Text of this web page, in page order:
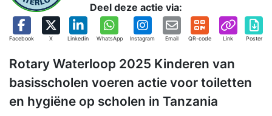
Deel deze actie via:
Facebook X Linkedin WhatsApp Instagram Email QR-code Link Poster
Rotary Waterloop 2025 Kinderen van
basisscholen voeren actie voor toiletten
en hygiëne op scholen in Tanzania